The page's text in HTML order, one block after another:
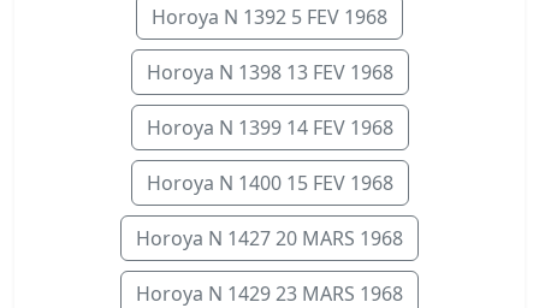
Horoya N 1392 5 FEV 1968
Horoya N 1398 13 FEV 1968
Horoya N 1399 14 FEV 1968
Horoya N 1400 15 FEV 1968
Horoya N 1427 20 MARS 1968
Horoya N 1429 23 MARS 1968